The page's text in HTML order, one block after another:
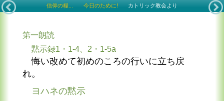
信仰の糧... 今日のために! カトリック教会より
第一朗読
黙示録1・1-4、2・1-5a
悔い改めて初めのころの行いに立ち戻
れ。
ヨハネの黙示